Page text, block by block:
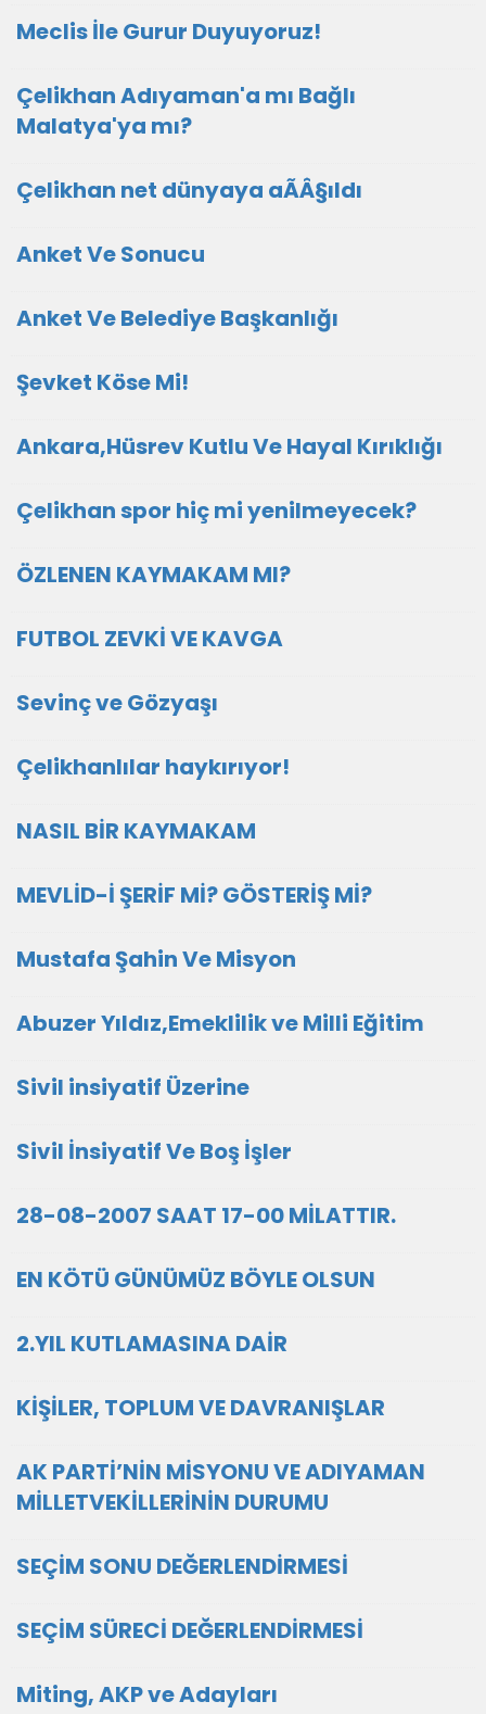
Meclis İle Gurur Duyuyoruz!
Çelikhan Adıyaman'a mı Bağlı
Malatya'ya mı?
Çelikhan net dünyaya aÃÂ§ıldı
Anket Ve Sonucu
Anket Ve Belediye Başkanlığı
Şevket Köse Mi!
Ankara,Hüsrev Kutlu Ve Hayal Kırıklığı
Çelikhan spor hiç mi yenilmeyecek?
ÖZLENEN KAYMAKAM MI?
FUTBOL ZEVKİ VE KAVGA
Sevinç ve Gözyaşı
Çelikhanlılar haykırıyor!
NASIL BİR KAYMAKAM
MEVLİD-İ ŞERİF Mİ? GÖSTERİŞ Mİ?
Mustafa Şahin Ve Misyon
Abuzer Yıldız,Emeklilik ve Milli Eğitim
Sivil insiyatif Üzerine
Sivil İnsiyatif Ve Boş İşler
28-08-2007 SAAT 17-00 MİLATTIR.
EN KÖTÜ GÜNÜMÜZ BÖYLE OLSUN
2.YIL KUTLAMASINA DAİR
KİŞİLER, TOPLUM VE DAVRANIŞLAR
AK PARTİ’NİN MİSYONU VE ADIYAMAN
MİLLETVEKİLLERİNİN DURUMU
SEÇİM SONU DEĞERLENDİRMESİ
SEÇİM SÜRECİ DEĞERLENDİRMESİ
Miting, AKP ve Adayları